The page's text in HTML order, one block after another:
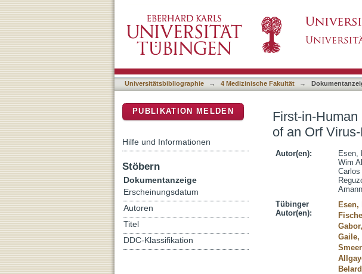
First-in-Human Phase I Trial to Assess
COVID-19 Vaccine Booster
Universitätsbibliographie → 4 Medizinische Fakultät →
First-in-
of an Orf
Autor(en): Esen,
Wim
Tübinger
Autor(en):
Esen,
Gaile,
PUBLIKATION MELDEN
Hilfe und Informationen
Stöbern
Dokumentanzeige
Erscheinungsdatum
Autoren
Titel
DDC-Klassifikation